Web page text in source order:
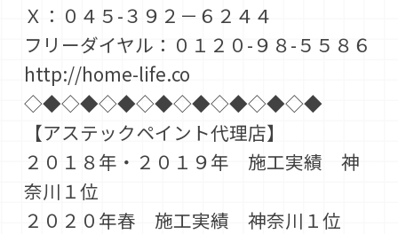
Ｘ：０４５-３９２－６２４４
フリーダイヤル：０１２０-９８-５５８６
http://home-life.co
◇◆◇◆◇◆◇◆◇◆◇◆◇◆◇◆
【アステックペイント代理店】
２０１８年・２０１９年 施工実績 神
奈川１位
２０２０年春 施工実績 神奈川１位